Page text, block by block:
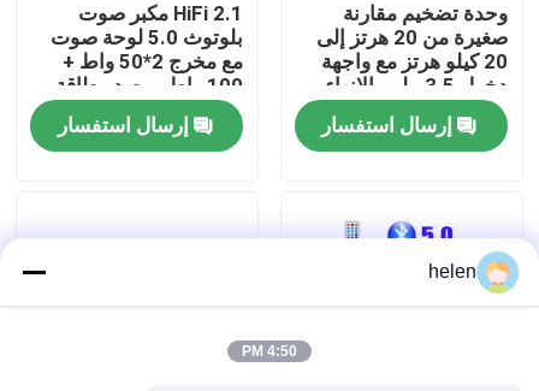
اتصل بنا
أخبار
القضايا
مدونة
وحدة تضخيم مقارنة
صغيرة من 20 هرتز إلى
20 كيلو هرتز مع واجهة
دخول 3.5 ملم والإنهاء
الفضي
إرسال استفسار
2.1 HiFi مكبر صوت
بلوتوث 5.0 لوحة صوت
مع مخرج 2*50 واط +
100 واط ومصدر طاقة
DC12 ~ 24 فولت
إرسال استفسار
helen
4:50 PM